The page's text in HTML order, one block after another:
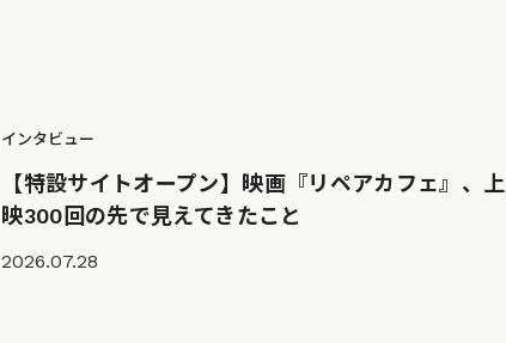
インタビュー
【特設サイトオープン】映画『リペアカフェ』、上
映300回の先で見えてきたこと
2026.07.28